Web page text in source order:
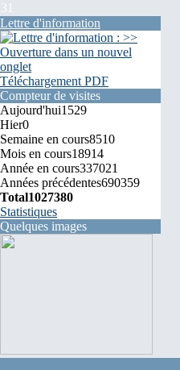
31
Lettre d'information
Téléchargement PDF
Compteur de visites
Aujourd'hui1529
Hier0
Semaine en cours8510
Mois en cours18914
Année en cours337021
Années précédentes690359
Total1027380
Statistiques
Quelques images